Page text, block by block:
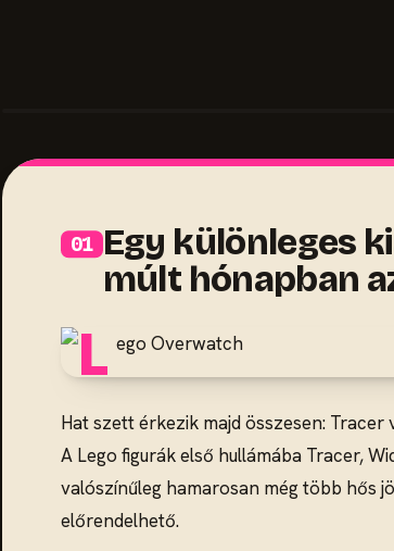
Egy különleges
múlt hónapban
Hat szett érkezik majd összesen:
A Lego figurák első hullámába Tracer,
valószínűleg hamarosan még több hős
előrendelhető.